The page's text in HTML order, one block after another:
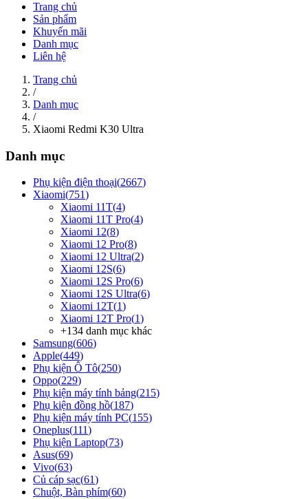
Trang chủ
Sản phẩm
Khuyến mãi
Danh mục
Liên hệ
Trang chủ
/
Danh mục
/
Xiaomi Redmi K30 Ultra
Danh mục
Phụ kiện điện thoại(2667)
Xiaomi(751)
Xiaomi 11T(4)
Xiaomi 11T Pro(4)
Xiaomi 12(8)
Xiaomi 12 Pro(8)
Xiaomi 12 Ultra(2)
Xiaomi 12S(6)
Xiaomi 12S Pro(6)
Xiaomi 12S Ultra(6)
Xiaomi 12T(1)
Xiaomi 12T Pro(1)
+134 danh mục khác
Samsung(606)
Apple(449)
Phụ kiện Ô Tô(250)
Oppo(229)
Phụ kiện máy tính bảng(215)
Phụ kiện đồng hồ(187)
Phụ kiện máy tính PC(155)
Oneplus(111)
Phụ kiện Laptop(73)
Asus(69)
Vivo(63)
Củ cáp sạc(61)
Chuột, Bàn phím(60)